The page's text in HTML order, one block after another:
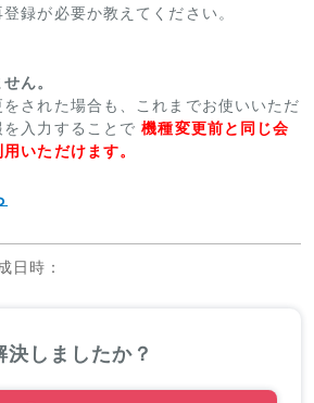
録が必要か教えてください。
ん。
された場合も、これまでお使いいただ
を入力することで機種変更前と同じ会
いただけます。
日時 ：
決しましたか？